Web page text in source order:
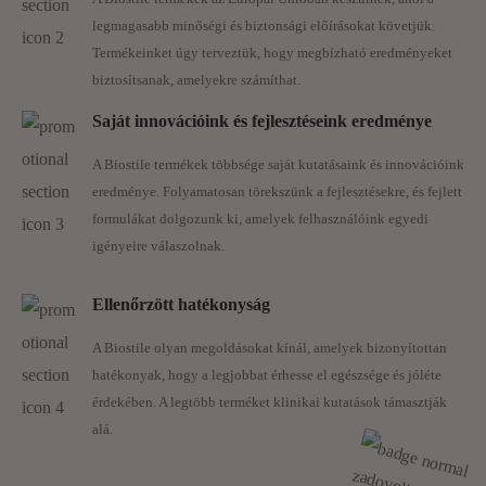
Napenjanju in krčih v trebuhu
Težavah s kožo in aknah
Pojavu parazitov v blatu
Za redno sezonsko razstrupljanje telesa
Ste vedeli, da lahko črevesne obloge pri odrasli
osebi tehtajo tudi po nekaj kilogramov in blokirajo
tudi 80% črevesja?
semen, ki podpirajo normalno
delovanje jeter, podpirajo
legmagasabb minőségi és biztonsági előírásokat követjük.
Termékeinket úgy terveztük, hogy megbízható eredményeket
biztosítsanak, amelyekre számíthat.
Saját innovációink és fejlesztéseink eredménye
A Biostile termékek többsége saját kutatásaink és innovációink
eredménye. Folyamatosan törekszünk a fejlesztésekre, és fejlett
formulákat dolgozunk ki, amelyek felhasználóink egyedi
igényeire válaszolnak.
Ellenőrzött hatékonyság
A Biostile olyan megoldásokat kínál, amelyek bizonyítottan
hatékonyak, hogy a legjobbat érhesse el egészsége és jóléte
érdekében. A legtöbb terméket klinikai kutatások támasztják
alá.